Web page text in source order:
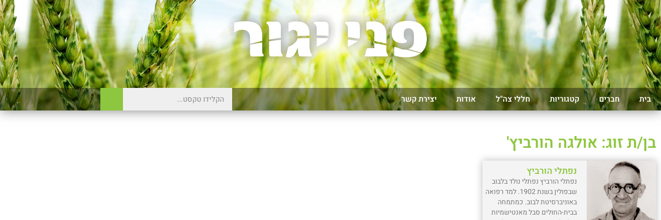
בית חברים קטגוריות חללי צה"ל אודות יצירת קשר
בן/ת זוג: אולגה הורביץ'
נפתלי הורביץ
נפתלי הורביץ נפתלי נולד בלבוב
שבפולין בשנת 1902. למד רפואה
באוניברסיטת לבוב. כמתמחה
בבית-החולים סבל מאנטישמיות